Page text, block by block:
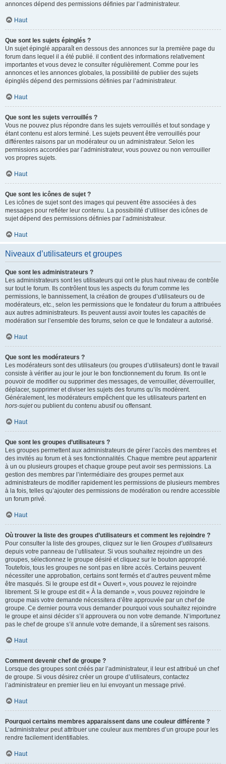
annonces dépend des permissions définies par l’administrateur.
Haut
Que sont les sujets épinglés ?
Un sujet épinglé apparaît en dessous des annonces sur la première page du
forum dans lequel il a été publié. il contient des informations relativement
importantes et vous devez le consulter régulièrement. Comme pour les
annonces et les annonces globales, la possibilité de publier des sujets
épinglés dépend des permissions définies par l’administrateur.
Haut
Que sont les sujets verrouillés ?
Vous ne pouvez plus répondre dans les sujets verrouillés et tout sondage y
étant contenu est alors terminé. Les sujets peuvent être verrouillés pour
différentes raisons par un modérateur ou un administrateur. Selon les
permissions accordées par l’administrateur, vous pouvez ou non verrouiller
vos propres sujets.
Haut
Que sont les icônes de sujet ?
Les icônes de sujet sont des images qui peuvent être associées à des
messages pour refléter leur contenu. La possibilité d’utiliser des icônes de
sujet dépend des permissions définies par l’administrateur.
Haut
Niveaux d’utilisateurs et groupes
Que sont les administrateurs ?
Les administrateurs sont les utilisateurs qui ont le plus haut niveau de contrôle
sur tout le forum. Ils contrôlent tous les aspects du forum comme les
permissions, le bannissement, la création de groupes d’utilisateurs ou de
modérateurs, etc., selon les permissions que le fondateur du forum a attribuées
aux autres administrateurs. Ils peuvent aussi avoir toutes les capacités de
modération sur l’ensemble des forums, selon ce que le fondateur a autorisé.
Haut
Que sont les modérateurs ?
Les modérateurs sont des utilisateurs (ou groupes d’utilisateurs) dont le travail
consiste à vérifier au jour le jour le bon fonctionnement du forum. Ils ont le
pouvoir de modifier ou supprimer des messages, de verrouiller, déverrouiller,
déplacer, supprimer et diviser les sujets des forums qu’ils modèrent.
Généralement, les modérateurs empêchent que les utilisateurs partent en
hors-sujetou publient du contenu abusif ou offensant.
Haut
Que sont les groupes d’utilisateurs ?
Les groupes permettent aux administrateurs de gérer l’accès des membres et
des invités au forum et à ses fonctionnalités. Chaque membre peut appartenir
à un ou plusieurs groupes et chaque groupe peut avoir ses permissions. La
gestion des membres par l’intermédiaire des groupes permet aux
administrateurs de modifier rapidement les permissions de plusieurs membres
à la fois, telles qu’ajouter des permissions de modération ou rendre accessible
un forum privé.
Haut
Où trouver la liste des groupes d’utilisateurs et comment les rejoindre ?
Pour consulter la liste des groupes, cliquez sur le lien Groupes d’utilisateurs
depuis votre panneau de l’utilisateur. Si vous souhaitez rejoindre un des
groupes, sélectionnez le groupe désiré et cliquez sur le bouton approprié.
Toutefois, tous les groupes ne sont pas en libre accès. Certains peuvent
nécessiter une approbation, certains sont fermés et d’autres peuvent même
être masqués. Si le groupe est dit « Ouvert », vous pouvez le rejoindre
librement. Si le groupe est dit « À la demande », vous pouvez rejoindre le
groupe mais votre demande nécessitera d’être approuvée par un chef de
groupe. Ce dernier pourra vous demander pourquoi vous souhaitez rejoindre
le groupe et ainsi décider s’il approuvera ou non votre demande. N’importunez
pas le chef de groupe s’il annule votre demande, il a sûrement ses raisons.
Haut
Comment devenir chef de groupe ?
Lorsque des groupes sont créés par l’administrateur, il leur est attribué un chef
de groupe. Si vous désirez créer un groupe d’utilisateurs, contactez
l’administrateur en premier lieu en lui envoyant un message privé.
Haut
Pourquoi certains membres apparaissent dans une couleur différente ?
L’administrateur peut attribuer une couleur aux membres d’un groupe pour les
rendre facilement identifiables.
Haut